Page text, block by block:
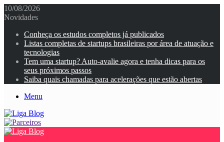
10/08/2026
Novidades
Conheça os estudos completos já publicados
Listas completas de startups brasileiras por área de atuação e
tecnologias
Tem uma startup? Auto-avalie agora e tenha dicas para os
seus próximos passos
Saiba quais chamadas para acelerações que estão abertas
Menu